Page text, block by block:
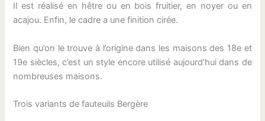
Il est réalisé en hêtre ou en bois fruitier, en noyer ou en
acajou. Enfin, le cadre a une finition cirée.
Bien qu’on le trouve à l’origine dans les maisons des 18e et
19e siècles, c’est un style encore utilisé aujourd’hui dans de
nombreuses maisons.
Trois variants de fauteuils Bergère